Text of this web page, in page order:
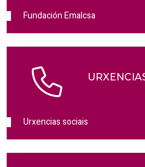
Fundación Emalcsa
Urxencias sociais